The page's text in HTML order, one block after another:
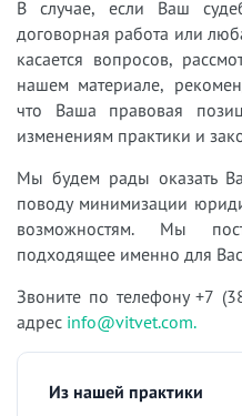
В случае, если Ваш
договорная работа или
касается вопросов,
нашем материале,
что Ваша правовая
изменениям практики и
Мы будем рады оказать
поводу минимизации
возможностям. Мы
подходящее именно для
Звоните по телефону +7
адрес info@vitvet.com.
Из нашей практики